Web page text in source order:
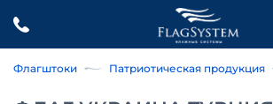
Флагштоки Патриотическая продукция